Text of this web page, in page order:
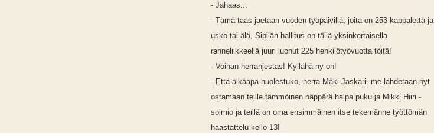
- Jahaas...
- Tämä taas jaetaan vuoden työpäivillä, joita on 253 kappaletta ja
usko tai älä, Sipilän hallitus on tällä yksinkertaisella
ranneliikkeellä juuri luonut 225 henkilötyövuotta töitä!
- Voihan herranjestas! Kyllähä ny on!
- Että älkääpä huolestuko, herra Mäki-Jaskari, me lähdetään nyt
ostamaan teille tämmöinen näppärä halpa puku ja Mikki Hiiri -
solmio ja teillä on oma ensimmäinen itse tekemänne työttömän
haastattelu kello 13!